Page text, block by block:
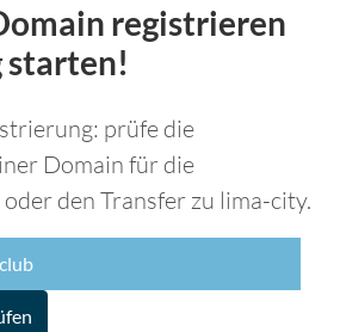
registrieren
starten!
prüfe die
Domain für die
den Transfer zu lima-city.